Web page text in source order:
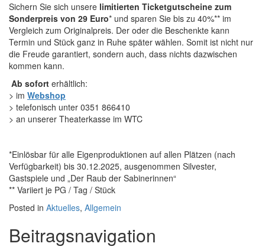
Sichern Sie sich unsere limitierten Ticketgutscheine zum
Sonderpreis von 29 Euro* und sparen Sie bis zu 40%** im
Vergleich zum Originalpreis. Der oder die Beschenkte kann
Termin und Stück ganz in Ruhe später wählen. Somit ist nicht nur
die Freude garantiert, sondern auch, dass nichts dazwischen
kommen kann.
Ab sofort erhältlich:
> im Webshop
> telefonisch unter 0351 866410
> an unserer Theaterkasse im WTC
*Einlösbar für alle Eigenproduktionen auf allen Plätzen (nach
Verfügbarkeit) bis 30.12.2025, ausgenommen Silvester,
Gastspiele und „Der Raub der Sabinerinnen“
** Variiert je PG / Tag / Stück
Posted in Aktuelles, Allgemein
Beitragsnavigation